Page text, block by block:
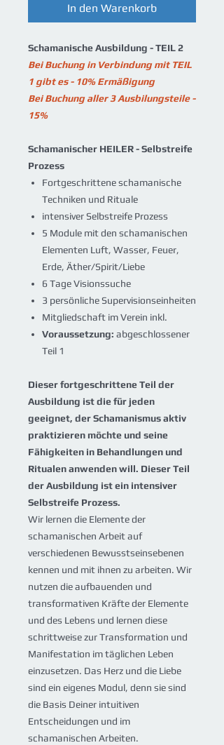
In den Warenkorb
Schamanische Ausbildung - TEIL 2
Bei Buchung in Verbindung mit TEIL
1 gibt es - 10% Ermäßigung
Bei Buchung aller 3 Ausbilungsteile -
15%
Schamanischer HEILER - Selbstreife
Prozess
Fortgeschrittene schamanische
Techniken und Rituale
intensiver Selbstreife Prozess
5 Module mit den schamanischen
Elementen Luft, Wasser, Feuer,
Erde, Äther/Spirit/Liebe
6 Tage Visionssuche
3 persönliche Supervisionseinheiten
Mitgliedschaft im Verein inkl.
Voraussetzung: abgeschlossener
Teil 1
Dieser fortgeschrittene Teil der
Ausbildung ist die für jeden
geeignet, der Schamanismus aktiv
praktizieren möchte und seine
Fähigkeiten in Behandlungen und
Ritualen anwenden will. Dieser Teil
der Ausbildung ist ein intensiver
Selbstreife Prozess.
Wir lernen die Elemente der
schamanischen Arbeit auf
verschiedenen Bewusstseinsebenen
kennen und mit ihnen zu arbeiten. Wir
nutzen die aufbauenden und
transformativen Kräfte der Elemente
und des Lebens und lernen diese
schrittweise zur Transformation und
Manifestation im täglichen Leben
einzusetzen. Das Herz und die Liebe
sind ein eigenes Modul, denn sie sind
die Basis Deiner intuitiven
Entscheidungen und im
schamanischen Arbeiten.